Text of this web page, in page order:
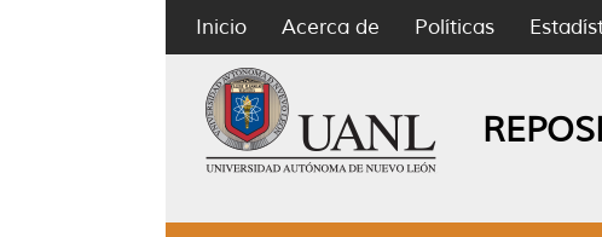
Inicio Acerca de Políticas